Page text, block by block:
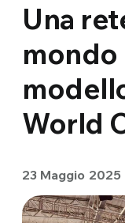
Una
mondo
World
23 Maggio 2025